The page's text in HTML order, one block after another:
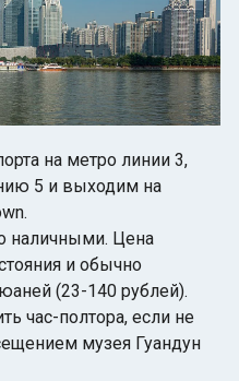
на метро линии 3,
5 и выходим на
наличными. Цена
и обычно
(23-140 рублей).
час-полтора, если не
музея Гуандун